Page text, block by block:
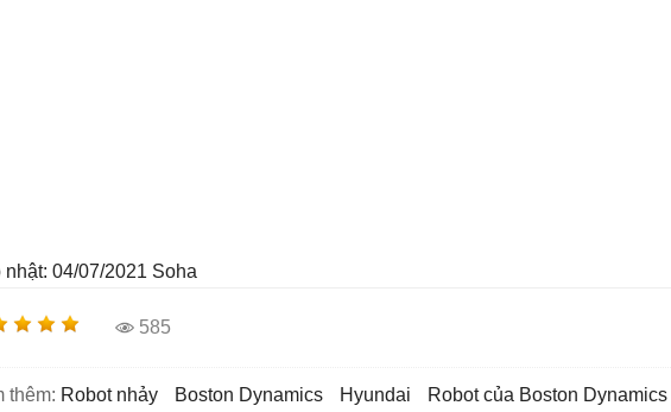
nhật: 04/07/2021 Soha
585
thêm: robot nhảy Boston Dynamics Hyundai Robot của Boston Dynamics